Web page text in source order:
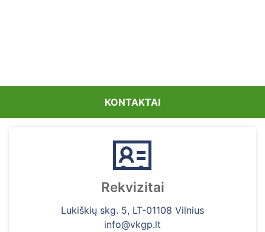
KONTAKTAI
Rekvizitai
Lukiškių skg. 5, LT-01108 Vilnius
info@vkgp.lt